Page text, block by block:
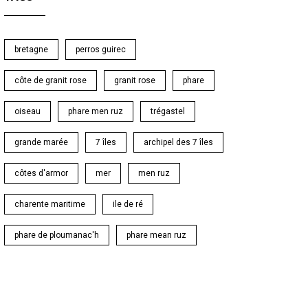
bretagne perros guirec
côte de granit rose granit rose phare
oiseau phare men ruz trégastel
grande marée 7 îles archipel des 7 îles
côtes d'armor mer men ruz
charente maritime ile de ré
phare de ploumanac'h phare mean ruz